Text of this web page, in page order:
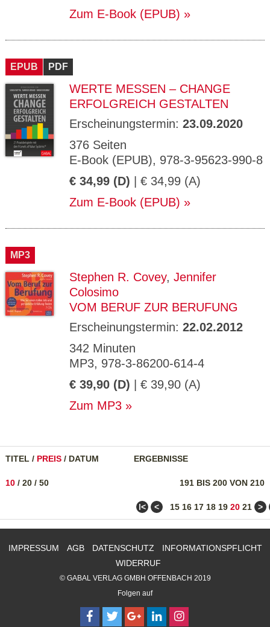
Zum E-Book (EPUB)
EPUB PDF
WERTE MESSEN – CHANGE
ERFOLGREICH GESTALTEN
Erscheinungstermin: 23.09.2020
376 Seiten
E-Book (EPUB), 978-3-95623-990-8
€ 34,99 (D) | € 34,99 (A)
Zum E-Book (EPUB)
MP3
Stephen R. Covey, Jennifer
Colosimo
VOM BERUF ZUR BERUFUNG
Erscheinungstermin: 22.02.2012
342 Minuten
MP3, 978-3-86200-614-4
€ 39,90 (D) | € 39,90 (A)
Zum MP3
TITEL / PREIS / DATUM ERGEBNISSE
191 BIS 200 VON 210
10 / 20 / 50
ǀ< < 15 16 17 18 19 20 21 >
IMPRESSUM AGB DATENSCHUTZ
INFORMATIONSPFLICHT
WIDERRUF
© GABAL VERLAG GMBH OFFENBACH 2019
Folgen auf